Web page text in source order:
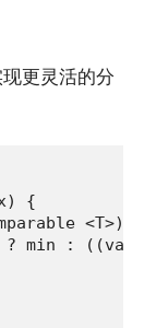
更灵活的分
{
<T>) {
min :